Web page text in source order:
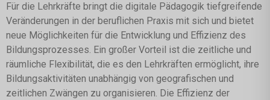
Für die Lehrkräfte bringt die digitale Pädagogik tiefgreifende
Veränderungen in der beruflichen Praxis mit sich und bietet
neue Möglichkeiten für die Entwicklung und Effizienz des
Bildungsprozesses. Ein großer Vorteil ist die zeitliche und
räumliche Flexibilität, die es den Lehrkräften ermöglicht, ihre
Bildungsaktivitäten unabhängig von geografischen und
zeitlichen Zwängen zu organisieren. Die Effizienz der